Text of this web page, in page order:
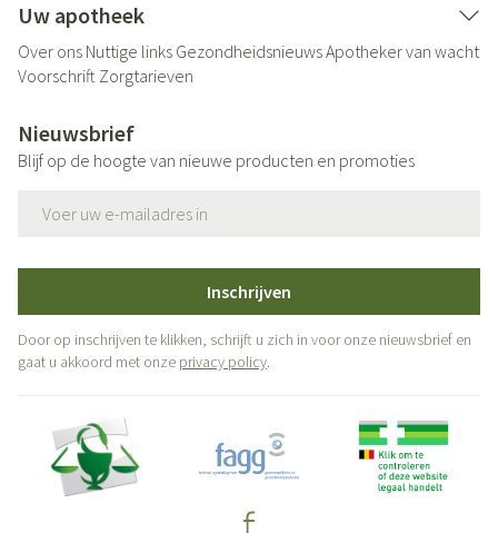
Uw apotheek
Over ons Nuttige links GezondheidsnieuwsApotheker van wacht
Voorschrift Zorgtarieven
Nieuwsbrief
Blijf op de hoogte van nieuwe producten en promoties
Inschrijven
Door op inschrijven te klikken, schrijft u zich in voor onze nieuwsbrief en
gaat u akkoord met onze privacy policy.